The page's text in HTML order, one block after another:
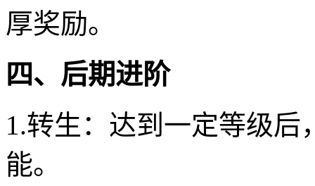
厚奖励。
四、后期进阶
1.转生：达到一定等级
能。